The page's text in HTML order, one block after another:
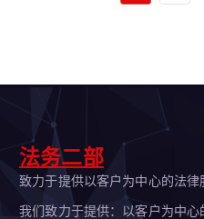
法务二部
致力于提供以客户为中心的法律
我们致力于提供：以客户为中心